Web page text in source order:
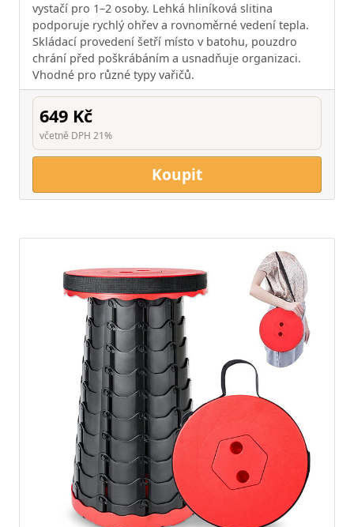
vystačí pro 1–2 osoby. Lehká hliníková slitina
podporuje rychlý ohřev a rovnoměrné vedení tepla.
Skládací provedení šetří místo v batohu, pouzdro
chrání před poškrábáním a usnadňuje organizaci.
Vhodné pro různé typy vařičů.
649 Kč
včetně DPH 21%
Koupit